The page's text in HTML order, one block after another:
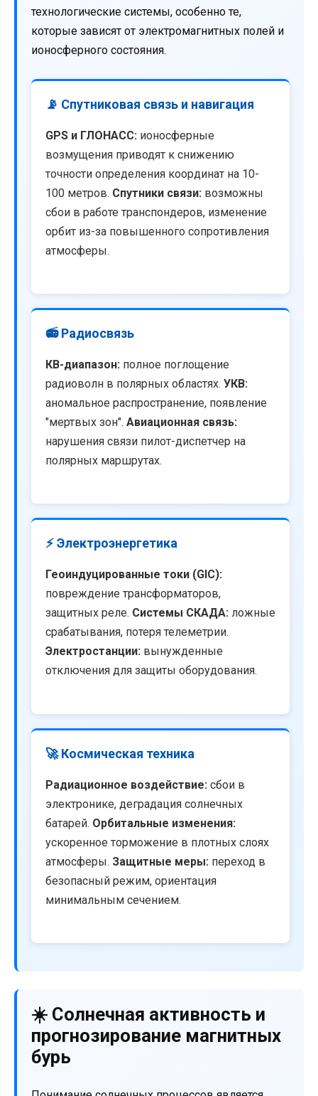
технологические системы, особенно те,
которые зависят от электромагнитных полей и
ионосферного состояния.
📡 Спутниковая связь и навигация
GPS и ГЛОНАСС: ионосферные
возмущения приводят к снижению
точности определения координат на 10-
100 метров. Спутники связи: возможны
сбои в работе транспондеров, изменение
орбит из-за повышенного сопротивления
атмосферы.
📻 Радиосвязь
КВ-диапазон: полное поглощение
радиоволн в полярных областях. УКВ:
аномальное распространение, появление
"мертвых зон". Авиационная связь:
нарушения связи пилот-диспетчер на
полярных маршрутах.
⚡ Электроэнергетика
Геоиндуцированные токи (GIC):
повреждение трансформаторов,
защитных реле. Системы СКАДА: ложные
срабатывания, потеря телеметрии.
Электростанции: вынужденные
отключения для защиты оборудования.
🚀 Космическая техника
Радиационное воздействие: сбои в
электронике, деградация солнечных
батарей. Орбитальные изменения:
ускоренное торможение в плотных слоях
атмосферы. Защитные меры: переход в
безопасный режим, ориентация
минимальным сечением.
☀️ Солнечная активность и
прогнозирование магнитных
бурь